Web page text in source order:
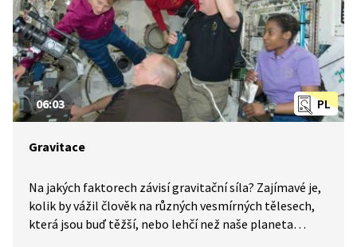
PL
06:03
Gravitace
Na jakých faktorech závisí gravitační síla? Zajímavé je,
kolik by vážil člověk na různých vesmírných tělesech,
která jsou buď těžší, nebo lehčí než naše planeta